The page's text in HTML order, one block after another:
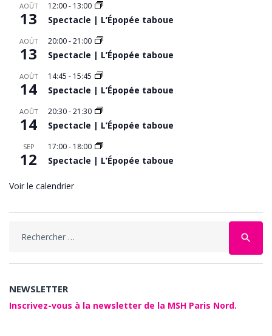
AOÛT
13
12:00- 13:00
Spectacle | L’Épopée taboue
AOÛT
13
20:00-21:00
Spectacle | L’Épopée taboue
AOÛT
14
14:45 - 15:45
Spectacle | L’Épopée taboue
AOÛT
14
20:30-21:30
Spectacle | L’Épopée taboue
SEP
12
17:00- 18:00
Spectacle | L’Épopée taboue
Voir le calendrier
search
NEWSLETTER
Inscrivez-vous à la newsletter de la MSH Paris Nord.